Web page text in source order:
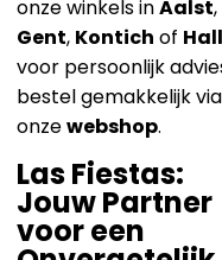
trendy
je nu gaat voor een
glamoureuze look
eenthemafeest
organiseert, onze
collectie heeft voor
wat wils. Bezoek één
onze winkels in